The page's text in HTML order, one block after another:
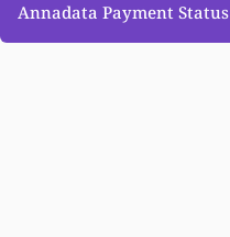
Annadata Payment Status